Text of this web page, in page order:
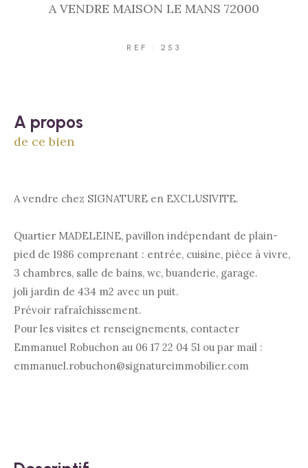
A VENDRE MAISON LE MANS 72000
REF : 253
a propos
de ce bien
A vendre chez SIGNATURE en EXCLUSIVITE.
Quartier MADELEINE, pavillon indépendant de plain-
pied de 1986 comprenant : entrée, cuisine, pièce à vivre,
3 chambres, salle de bains, wc, buanderie, garage.
joli jardin de 434 m2 avec un puit.
Prévoir rafraîchissement.
Pour les visites et renseignements, contacter
Emmanuel Robuchon au 06 17 22 04 51 ou par mail :
emmanuel.robuchon@signatureimmobilier.com